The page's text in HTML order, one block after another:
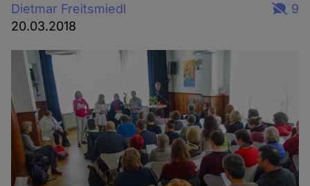
Dietmar Freitsmiedl
20.03.2018
9